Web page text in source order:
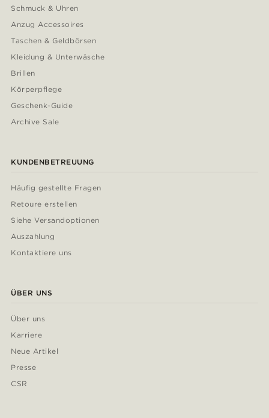
Schmuck & Uhren
Anzug Accessoires
Taschen & Geldbörsen
Kleidung & Unterwäsche
Brillen
Körperpflege
Geschenk-Guide
Archive Sale
KUNDENBETREUUNG
Häufig gestellte Fragen
Retoure erstellen
Siehe Versandoptionen
Auszahlung
Kontaktiere uns
ÜBER UNS
Über uns
Karriere
Neue Artikel
Presse
CSR